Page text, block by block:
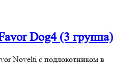
Dog4 (3 группа)
Novelti с подлокотником в